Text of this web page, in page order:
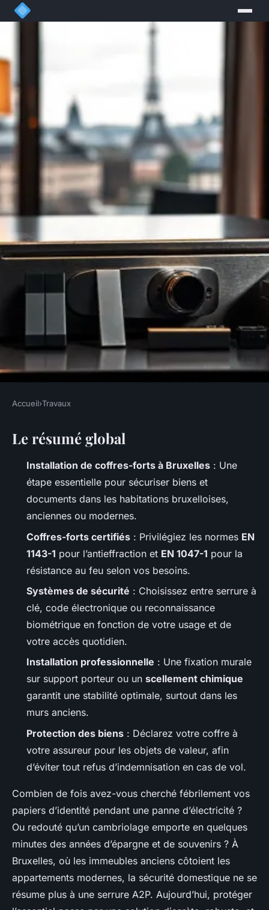
Top conseils pour choisir votre
coffre-fort à Bruxelles
Auberte•14/04/2026 20:38• 8 min de lecture
Accueil›Travaux
Le résumé global
Installation de coffres-forts à Bruxelles : Une
étape essentielle pour sécuriser biens et
documents dans les habitations bruxelloises,
anciennes ou modernes.
Coffres-forts certifiés : Privilégiez les normes EN
1143-1 pour l’antieffraction et EN 1047-1 pour la
résistance au feu selon vos besoins.
Systèmes de sécurité : Choisissez entre serrure à
clé, code électronique ou reconnaissance
biométrique en fonction de votre usage et de
votre accès quotidien.
Installation professionnelle : Une fixation murale
sur support porteur ou un scellement chimique
garantit une stabilité optimale, surtout dans les
murs anciens.
Protection des biens : Déclarez votre coffre à
votre assureur pour les objets de valeur, afin
d’éviter tout refus d’indemnisation en cas de vol.
Combien de fois avez-vous cherché fébrilement vos
papiers d’identité pendant une panne d’électricité ?
Ou redouté qu’un cambriolage emporte en quelques
minutes des années d’épargne et de souvenirs ? À
Bruxelles, où les immeubles anciens côtoient les
appartements modernes, la sécurité domestique ne se
résume plus à une serrure A2P. Aujourd’hui, protéger